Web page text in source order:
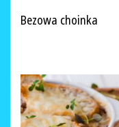
Bezowa choinka